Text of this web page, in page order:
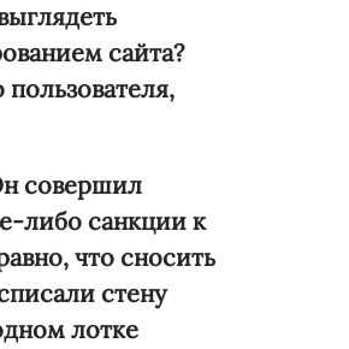
сайта?
совершил
либо санкции к
что сносить
стену
лотке